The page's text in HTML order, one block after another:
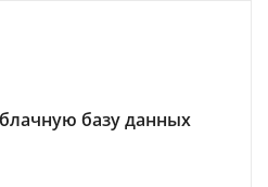
базу данных